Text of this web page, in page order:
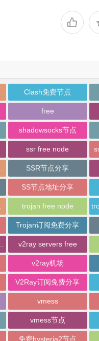
Clash免费节点
free
shadowsocks节点
ssr free node
SSR节点分享
SS节点地址分享
trojan free node
Trojan订阅免费分享
v2ray servers free
v2ray机场
V2Ray订阅免费分享
vmess
vmess节点
免费hysteria2节点